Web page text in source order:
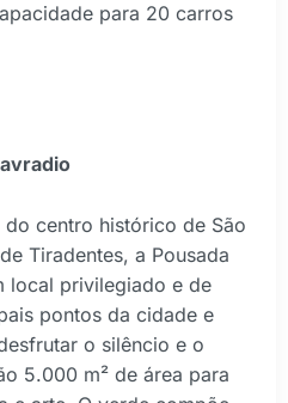
para 20 carros
do centro histórico de São
Tiradentes, a Pousada
local privilegiado e de
pontos da cidade e
o silêncio e o
5.000 m² de área para